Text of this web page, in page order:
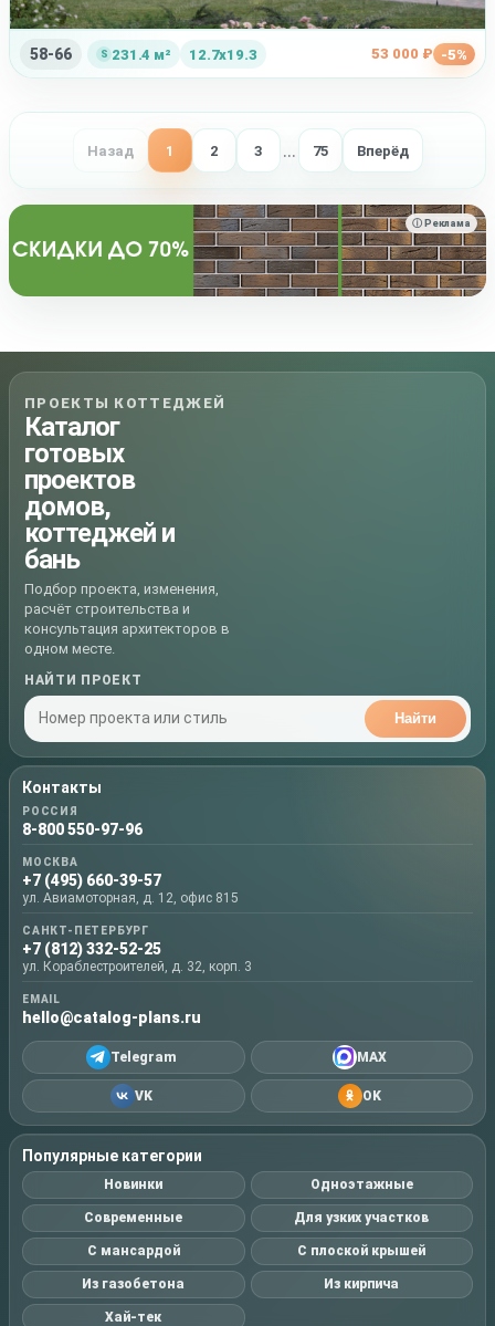
58-66 231.4 м² 12.7x19.3 53 000 ₽ -5%
Назад 1 2 3 … 75 Вперёд
ⓘ Реклама
ПРОЕКТЫ КОТТЕДЖЕЙ
Каталог
готовых
проектов
домов,
коттеджей и
бань
Подбор проекта, изменения,
расчёт строительства и
консультация архитекторов в
одном месте.
НАЙТИ ПРОЕКТ
Найти
Контакты
РОССИЯ
8-800 550-97-96
МОСКВА
+7 (495) 660-39-57
ул. Авиамоторная, д. 12, офис 815
САНКТ-ПЕТЕРБУРГ
+7 (812) 332-52-25
ул. Кораблестроителей, д. 32, корп. 3
EMAIL
hello@catalog-plans.ru
Telegram MAX
VK OK
Популярные категории
Новинки Одноэтажные
Современные Для узких участков
С мансардой С плоской крышей
Из газобетона Из кирпича
Хай-тек